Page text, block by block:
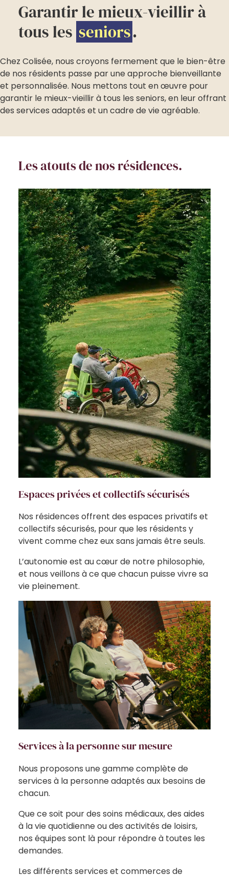
Garantir le mieux-vieillir à
tous les seniors.
Chez Colisée, nous croyons fermement que le bien-être
de nos résidents passe par une approche bienveillante
et personnalisée. Nous mettons tout en œuvre pour
garantir le mieux-vieillir à tous les seniors, en leur offrant
des services adaptés et un cadre de vie agréable.
Les atouts de nos résidences.
Espaces privées et collectifs sécurisés
Nos résidences offrent des espaces privatifs et
collectifs sécurisés, pour que les résidents y
vivent comme chez eux sans jamais être seuls.
L’autonomie est au cœur de notre philosophie,
et nous veillons à ce que chacun puisse vivre sa
vie pleinement.
Services à la personne sur mesure
Nous proposons une gamme complète de
services à la personne adaptés aux besoins de
chacun.
Que ce soit pour des soins médicaux, des aides
à la vie quotidienne ou des activités de loisirs,
nos équipes sont là pour répondre à toutes les
demandes.
Les différents services et commerces de